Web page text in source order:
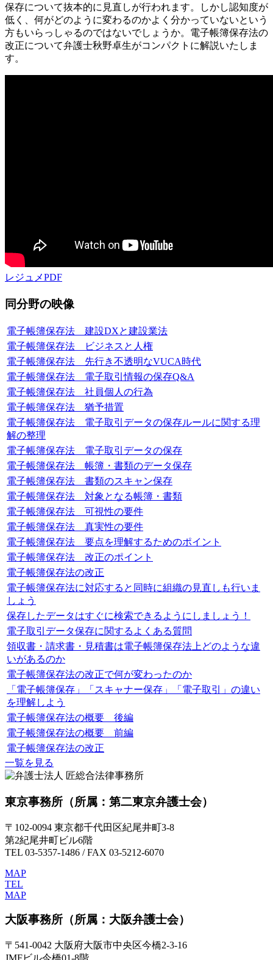
保存について抜本的に見直しが行われます。しかし認知度が
低く、何がどのように変わるのかよく分かっていないという
方もいらっしゃるのではないでしょうか。電子帳簿保存法の
改正について弁護士秋野卓生がコンパクトに解説いたしま
す。
レジュメPDF
同分野の映像
電子帳簿保存法 建設DXと建設業法
電子帳簿保存法 ビジネスと人権
電子帳簿保存法 先行き不透明なVUCA時代
電子帳簿保存法 電子取引情報の保存Q&A
電子帳簿保存法 社員個人の行為
電子帳簿保存法 猶予措置
電子帳簿保存法 電子取引データの保存ルールに関する理
解の整理
電子帳簿保存法 電子取引データの保存
電子帳簿保存法 帳簿・書類のデータ保存
電子帳簿保存法 書類のスキャン保存
電子帳簿保存法 対象となる帳簿・書類
電子帳簿保存法 可視性の要件
電子帳簿保存法 真実性の要件
電子帳簿保存法 要点を理解するためのポイント
電子帳簿保存法 改正のポイント
電子帳簿保存法の改正
電子帳簿保存法に対応すると同時に組織の見直しも行いま
しょう
保存したデータはすぐに検索できるようにしましょう！
電子取引データ保存に関するよくある質問
領収書・請求書・見積書は電子帳簿保存法上どのような違
いがあるのか
電子帳簿保存法の改正で何が変わったのか
「電子帳簿保存」「スキャナー保存」「電子取引」の違い
を理解しよう
電子帳簿保存法の概要 後編
電子帳簿保存法の概要 前編
電子帳簿保存法の改正
一覧を見る
東京事務所 （所属：第二東京弁護士会）
〒102-0094 東京都千代田区紀尾井町3-8
第2紀尾井町ビル6階
TEL 03-5357-1486 / FAX 03-5212-6070
MAP
TEL
MAP
大阪事務所 （所属：大阪弁護士会）
〒541-0042 大阪府大阪市中央区今橋2-3-16
JMFビル今橋01-8階